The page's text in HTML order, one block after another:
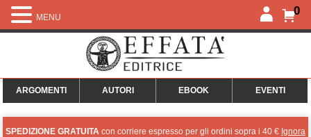
0
ARGOMENTI AUTORI EBOOK EVENTI
SPEDIZIONE GRATUITA con corriere espresso per gli ordini sopra i 40 € Ignora
MENU